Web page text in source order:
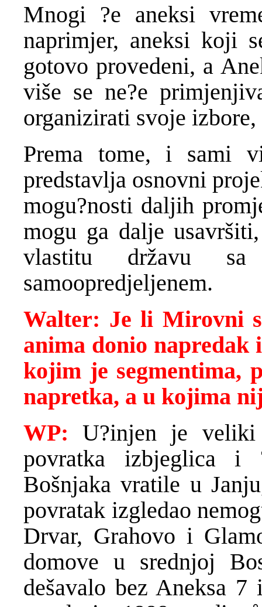
Mnogi ?e aneksi
naprimjer, aneksi koji
gotovo provedeni, a
više se ne?e
organizirati svoje
Prema tome, i sami
predstavlja osnovni
mogu?nosti daljih
mogu ga dalje
vlastitu državu
samoopredjeljenem.
Walter: Je li Mirovni
anima donio napredak
kojim je segmentima,
napretka, a u kojima
WP: U?injen je veliki
povratka izbjeglica i
Bošnjaka vratile u
povratak izgledao
Drvar, Grahovo i
domove u srednjoj
dešavalo bez Aneksa